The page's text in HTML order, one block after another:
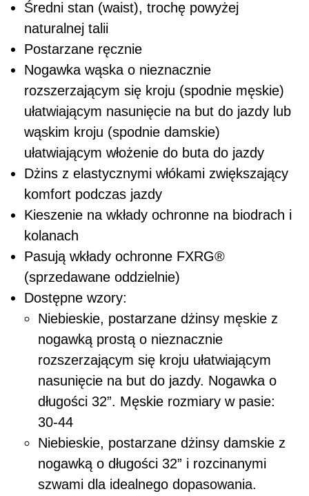
Średni stan (waist), trochę powyżej
naturalnej talii
Postarzane ręcznie
Nogawka wąska o nieznacznie
rozszerzającym się kroju (spodnie męskie)
ułatwiającym nasunięcie na but do jazdy lub
wąskim kroju (spodnie damskie)
ułatwiającym włożenie do buta do jazdy
Dżins z elastycznymi włókami zwiększający
komfort podczas jazdy
Kieszenie na wkłady ochronne na biodrach i
kolanach
Pasują wkłady ochronne FXRG®
(sprzedawane oddzielnie)
Dostępne wzory:
Niebieskie, postarzane dżinsy męskie z
nogawką prostą o nieznacznie
rozszerzającym się kroju ułatwiającym
nasunięcie na but do jazdy. Nogawka o
długości 32”. Męskie rozmiary w pasie:
30-44
Niebieskie, postarzane dżinsy damskie z
nogawką o długości 32” i rozcinanymi
szwami dla idealnego dopasowania.